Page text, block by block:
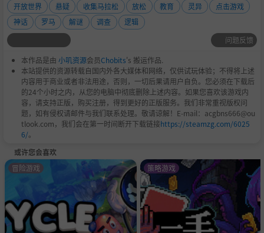
开放世界
悬疑 收集马拉松 放松 教育 灵异
点击游戏
神话
罗马 解谜 调查
逻辑
问题反馈
本作品是由 小叽资源会员Chobits's 搬运作品.
本站提供的资源转载自国内外各大媒体和网络，仅供试玩体验；不得将上述
内容用于商业或者非法用途，否则，一切后果请用户自负。您必须在下载后
的24个小时之内，从您的电脑中彻底删除上述内容。如果您喜欢该游戏内
容，请支持正版，购买注册，得到更好的正版服务。我们非常重视版权问
题，如有侵权请邮件与我们联系处理。敬请谅解！E-mail：acgbns666@ou
tlook.com，我们会在第一时间断开下载链接https://steamzg.com/6025
6/。
或许您会喜欢
冒险游戏 策略游戏